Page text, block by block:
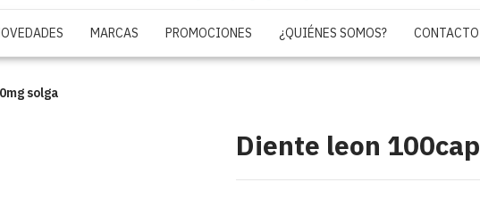
MARCAS PROMOCIONES ¿QUIÉNES SOMOS? CONTACTO
solga
Diente leon